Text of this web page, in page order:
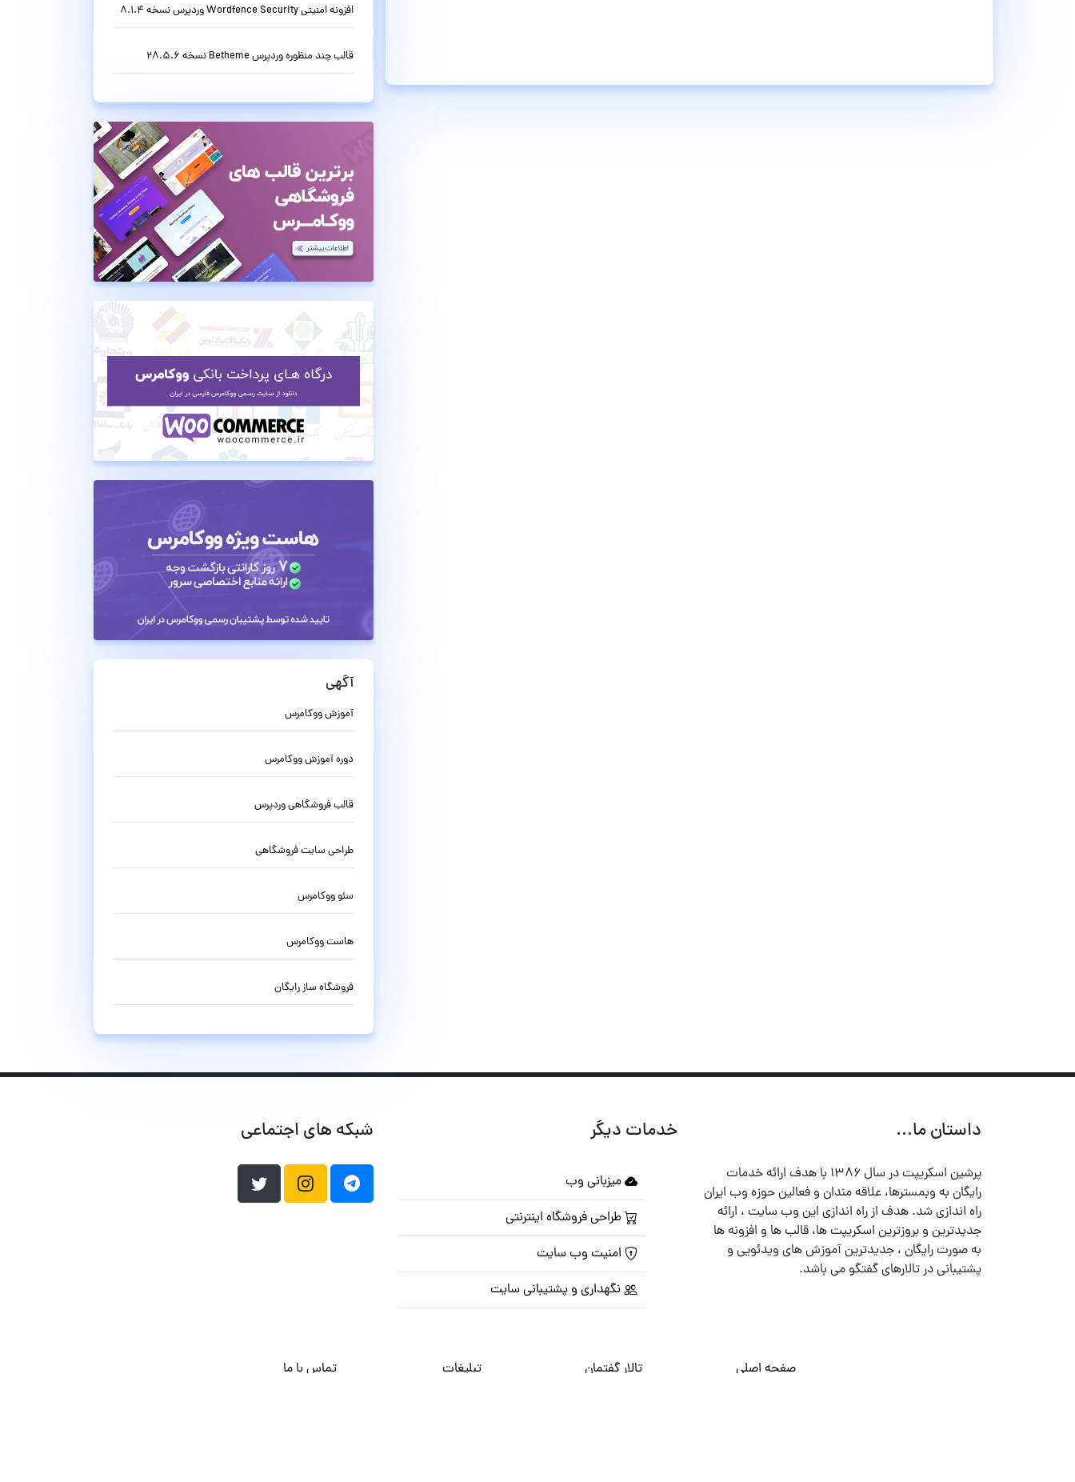
افزونه امنیتی Wordfence Security وردپرس نسخه 8.1.4
قالب چند منظوره وردپرس Betheme نسخه 28.5.6
آگهی
آموزش ووکامرس
دوره آموزش ووکامرس
قالب فروشگاهی وردپرس
طراحی سایت فروشگاهی
سئو ووکامرس
هاست ووکامرس
فروشگاه ساز رایگان
داستان ما...
پرشین اسکریپت در سال ۱۳۸۶ با هدف ارائه خدمات
رایگان به وبمسترها، علاقه مندان و فعالین حوزه وب ایران
راه اندازی شد. هدف از راه اندازی این وب سایت ، ارائه
جدیدترین و بروزترین اسکریپت ها، قالب ها و افزونه ها
به صورت رایگان ، جدیدترین آموزش های ویدئویی و
پشتیبانی در تالارهای گفتگو می باشد.
خدمات دیگر
میزبانی وب
طراحی فروشگاه اینترنتی
امنیت وب سایت
نگهداری و پشتیبانی سایت
شبکه های اجتماعی
صفحه اصلی تالار گفتمان تبلیغات تماس با ما